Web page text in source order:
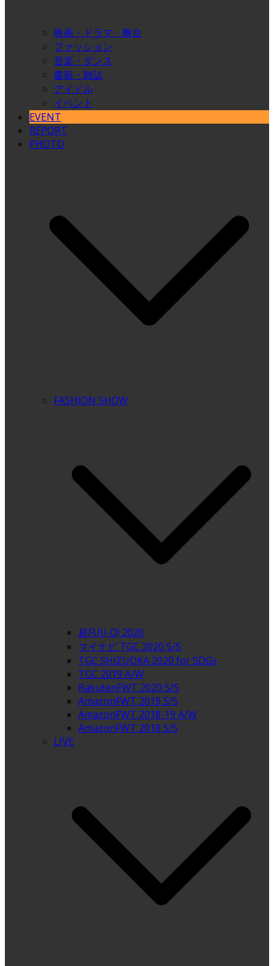
映画・ドラマ・舞台
ファッション
音楽・ダンス
書籍・雑誌
アイドル
イベント
EVENT
REPORT
PHOTO
FASHION SHOW
超FUJI-Q! 2020
マイナビ TGC 2020 S/S
TGC SHIZUOKA 2020 for SDGs
TGC 2019 A/W
RakutenFWT 2020 S/S
AmazonFWT 2019 S/S
AmazonFWT 2018-19 A/W
AmazonFWT 2018 S/S
LIVE